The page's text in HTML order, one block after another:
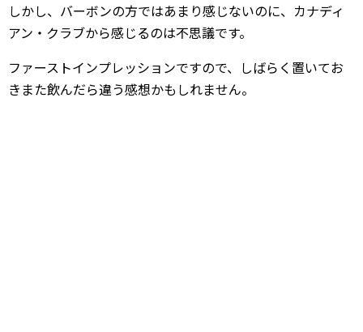
しかし、バーボンの方ではあまり感じないのに、カナディ
アン・クラブから感じるのは不思議です。
ファーストインプレッションですので、しばらく置いてお
きまた飲んだら違う感想かもしれません。